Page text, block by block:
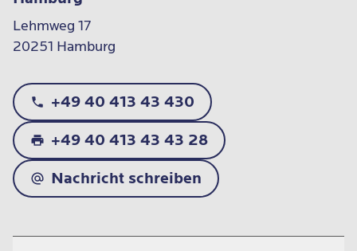
Lehmweg 17
20251 Hamburg
+49 40 413 43 430
+49 40 413 43 43 28
Nachricht schreiben